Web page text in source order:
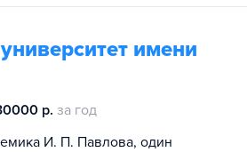
имени
р. за год
И. П. Павлова, один